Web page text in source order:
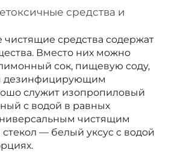
средства и
средства содержат
Вместо них можно
сок, пищевую соду,
дезинфицирующим
служит изопропиловый
с водой в равных
чистящим
— белый уксус с водой